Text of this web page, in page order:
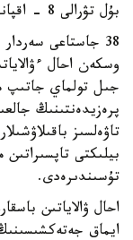
بۇل تۋرالى 8 - اقپاندا مەملەكەتتىك ب ا ق حابارلادى.
38 جاستاعى
وسكەن احال
جىل تولماي جاتىپ
پرەزيدەنتىنىڭ
بيلىكتى
تۇسىندىرەدى.
احال ۋالاياتىن
ايماق